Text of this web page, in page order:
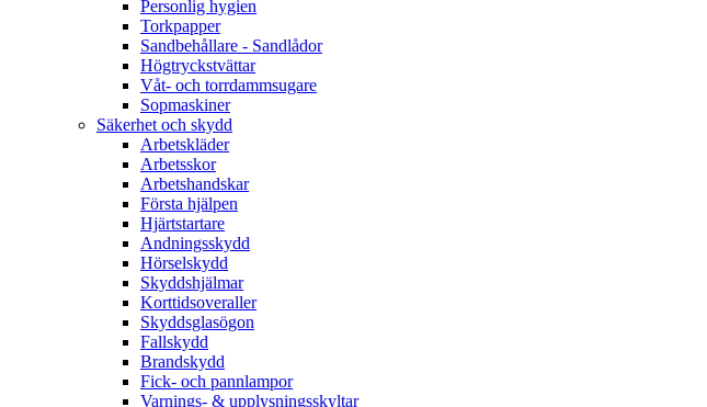
Personlig hygien
Torkpapper
Sandbehållare - Sandlådor
Högtryckstvättar
Våt- och torrdammsugare
Sopmaskiner
Säkerhet och skydd
Arbetskläder
Arbetsskor
Arbetshandskar
Första hjälpen
Hjärtstartare
Andningsskydd
Hörselskydd
Skyddshjälmar
Korttidsoveraller
Skyddsglasögon
Fallskydd
Brandskydd
Fick- och pannlampor
Varnings- & upplysningsskyltar